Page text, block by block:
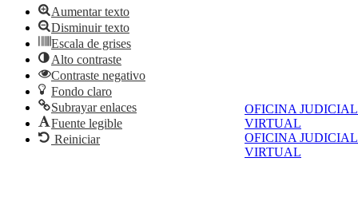
OFICINA JUDICIAL
VIRTUAL
OFICINA JUDICIAL
VIRTUAL
Aumentar texto
Disminuir texto
Escala de grises
Alto contraste
Contraste negativo
Fondo claro
Subrayar enlaces
Fuente legible
Reiniciar